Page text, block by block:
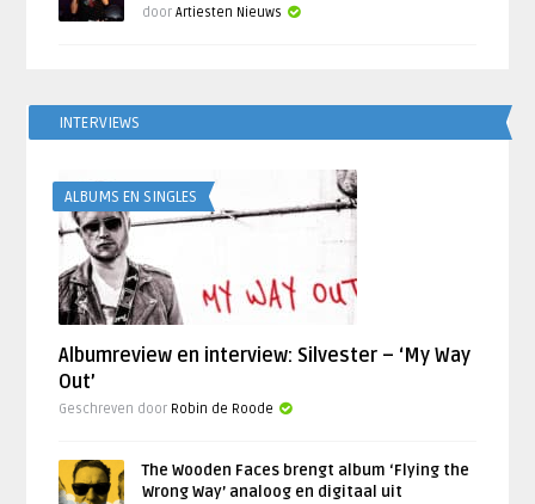
doorArtiesten Nieuws
INTERVIEWS
ALBUMS EN SINGLES
Albumreview en interview: Silvester – ‘My Way
Out’
Geschreven door Robin de Roode
The Wooden Faces brengt album ‘Flying the
Wrong Way’ analoog en digitaal uit